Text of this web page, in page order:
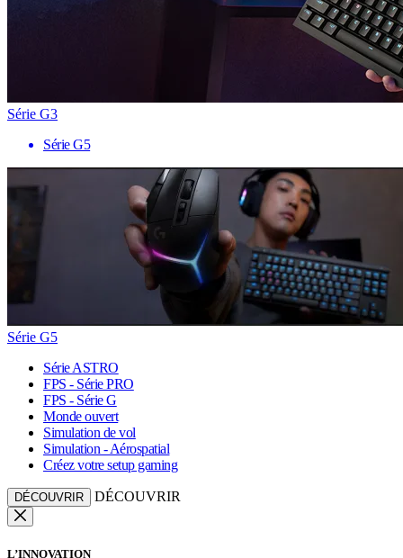
Série G3
Série G5
Série G5
Série ASTRO
FPS - Série PRO
FPS - Série G
Monde ouvert
Simulation de vol
Simulation - Aérospatial
Créez votre setup gaming
DÉCOUVRIR DÉCOUVRIR
L’INNOVATION